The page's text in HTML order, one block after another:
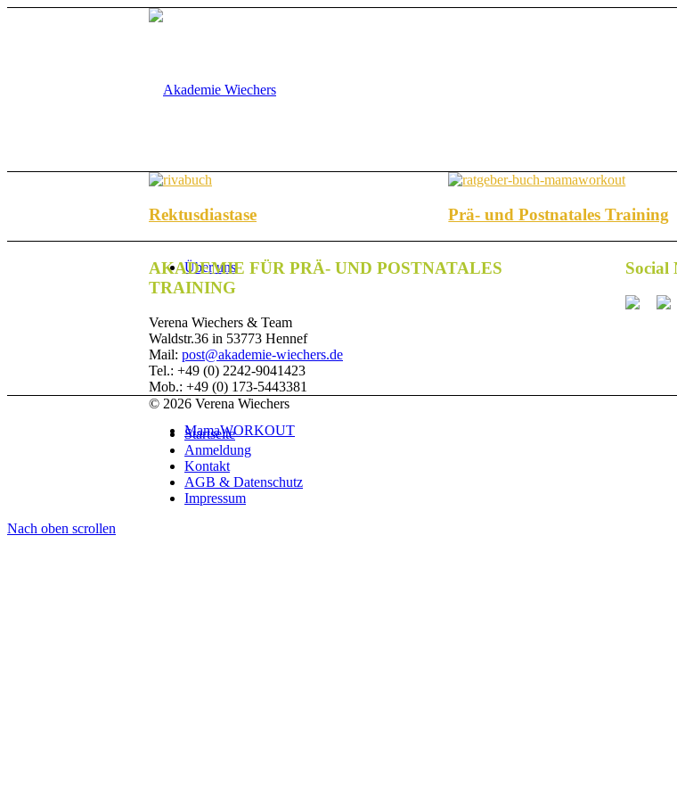
Über uns
MamaWORKOUT
Rektusdiastase Prä- und Postnatales Training
AKADEMIE FÜR PRÄ- UND POSTNATALES
TRAINING
Verena Wiechers & Team
Waldstr.36 in 53773 Hennef
Mail: post@akademie-wiechers.de
Tel.: +49 (0) 2242-9041423
Mob.: +49 (0) 173-5443381
Social
© 2026 Verena Wiechers
Startseite
Anmeldung
Kontakt
AGB & Datenschutz
Impressum
Nach oben scrollen